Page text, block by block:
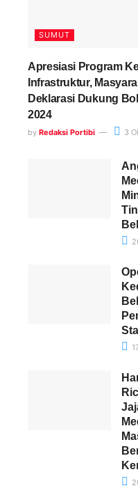
SUMUT
Apresiasi Program
Infrastruktur,
Deklarasi Dukung
2024
by Redaksi Portibi 3